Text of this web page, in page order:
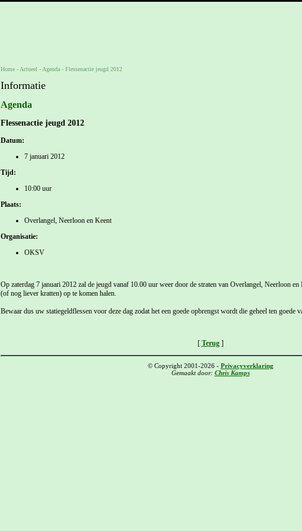
Home- Actueel - Agenda- Flessenactie jeugd 2012
Informatie
Agenda
Flessenactie jeugd 2012
Datum:
7 januari 2012
Tijd:
10:00 uur
Plaats:
Overlangel, Neerloon en Keent
Organisatie:
OKSV
Op zaterdag 7 januari 2012 zal de jeugd vanaf 10.00 uur weer door de straten van Overlangel, Neerloon en
(of nog liever kratten) op te komen halen.
Bewaar dus uw statiegeldflessen voor deze dag zodat het een goede opbrengst wordt die geheel ten goede
[ Terug]
© Copyright 2001-2026 - Privacyverklaring
Gemaakt door: Chris Kamps